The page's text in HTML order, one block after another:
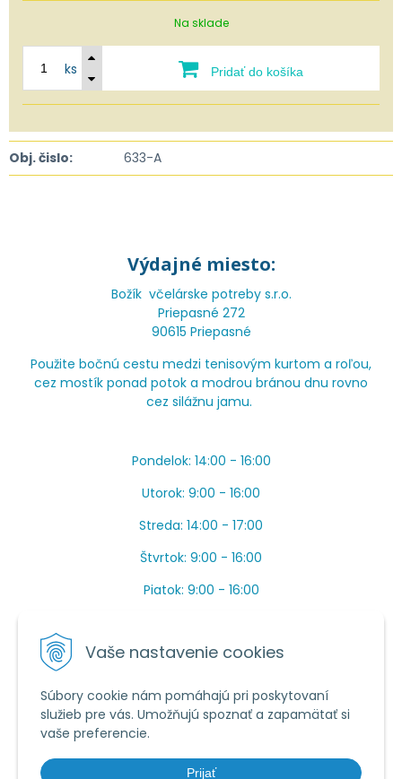
Vaše nastavenie cookies
Súbory cookie nám pomáhajú pri poskytovaní
služieb pre vás. Umožňujú spoznať a zapamätať si
vaše preferencie.
Prijať
Na sklade
ks Pridať do košíka
Obj. čislo: 633-A
Výdajné miesto:
Božík včelárske potreby s.r.o.
Priepasné 272
90615 Priepasné
Použite bočnú cestu medzi tenisovým kurtom a roľou,
cez mostík ponad potok a modrou bránou dnu rovno
cez silážnu jamu.
Pondelok: 14:00 - 16:00
Utorok: 9:00 - 16:00
Streda: 14:00 - 17:00
Štvrtok: 9:00 - 16:00
Piatok: 9:00 - 16:00
Máme toho veľa v sezóne, ak sa nedovoláte, píšte
prosím mail.
Tel.:034 / 20 20 444
E-mail:objednavky@vcelieule-bozik.sk